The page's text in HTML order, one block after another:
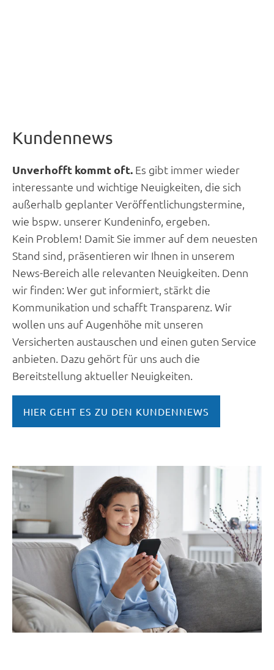
Kundennews
Unverhofft kommt oft. Es gibt immer wieder
interessante und wichtige Neuigkeiten, die sich
außerhalb geplanter Veröffentlichungstermine,
wie bspw. unserer Kundeninfo, ergeben.
Kein Problem! Damit Sie immer auf dem neuesten
Stand sind, präsentieren wir Ihnen in unserem
News-Bereich alle relevanten Neuigkeiten. Denn
wir finden: Wer gut informiert, stärkt die
Kommunikation und schafft Transparenz. Wir
wollen uns auf Augenhöhe mit unseren
Versicherten austauschen und einen guten Service
anbieten. Dazu gehört für uns auch die
Bereitstellung aktueller Neuigkeiten.
HIER GEHT ES ZU DEN KUNDENNEWS